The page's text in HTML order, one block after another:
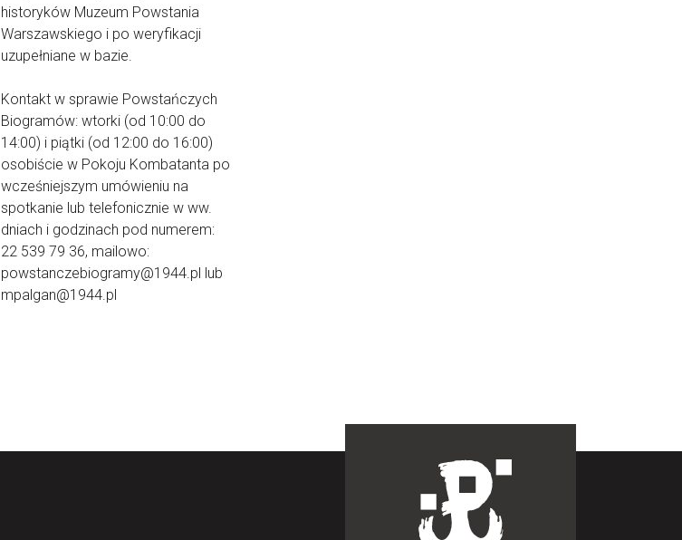
historyków Muzeum Powstania
Warszawskiego i po weryfikacji
uzupełniane w bazie.
Kontakt w sprawie Powstańczych
Biogramów: wtorki (od 10:00 do
14:00) i piątki (od 12:00 do 16:00)
osobiście w Pokoju Kombatanta po
wcześniejszym umówieniu na
spotkanie lub telefonicznie w ww.
dniach i godzinach pod numerem:
22 539 79 36, mailowo:
powstanczebiogramy@1944.pl lub
mpalgan@1944.pl